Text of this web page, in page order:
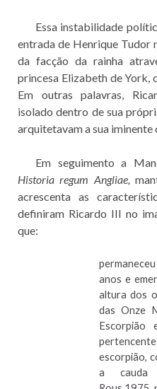
Essa instabilidade
entrada de Henrique Tudor
da facção da rainha
princesa Elizabeth de York,
Em outras palavras,
isolado dentro de sua
arquitetavam a sua iminente
Em seguimento a
Historia regum Angliae,
acrescenta as
definiram Ricardo III no
que:
anos e
altura dos
das Onze
Escorpião
escorpião,
a cauda